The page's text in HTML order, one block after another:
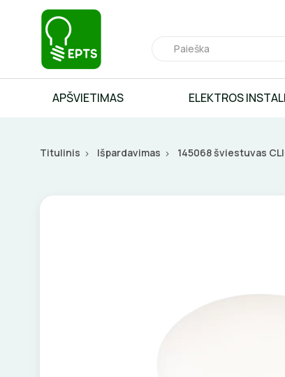
APŠVIETIMAS ELEKTROS
Titulinis Išpardavimas 145068 šviestuvas